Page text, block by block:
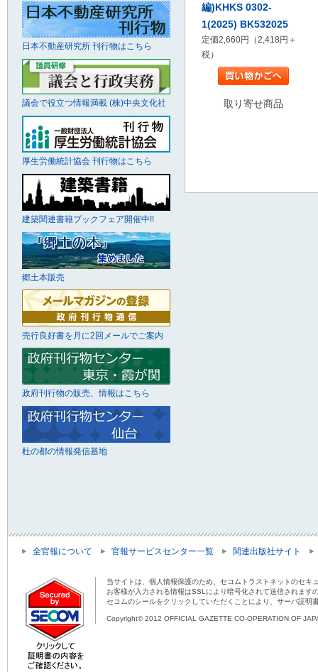
編)KHKS 0302-
1(2025) BK532025
定価2,660円（2,418円＋
税）
取り寄せ商品
日本不動産研究所 刊行物はこちら
議会で役立つ情報満載 (株)中央文化社
厚生労働統計協会 刊行物はこちら
建築関連書籍ブックフェア開催中!!
郷土本販売
売行良好書を月に2回メールでご案内
政府刊行物の販売、情報はこちら
杜の都の情報発信基地
全官報について 官報サービスセンター一覧 関連出版社サイト
当サイトは、個人情報保護のため、セコムトラストネットのセキ
お客様が入力される情報はSSLにより暗号化されて送信されま
セコムのシールをクリックしていただくことにより、サーバ証明
Copyright© 2012 OFFICIAL GAZETTE CO-OPERATION OF